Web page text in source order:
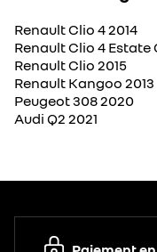
Renault Clio 4 2014
Renault Clio 4 Estate
Renault Clio 2015
Renault Kangoo 2013
Peugeot 308 2020
Audi Q2 2021